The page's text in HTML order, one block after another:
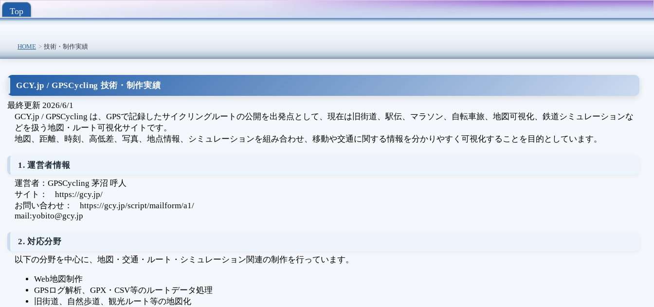
Top
HOME 技術・制作実績
GCY.jp / GPSCycling 技術・制作実績
最終更新 2026/6/1
GCY.jp / GPSCycling は、GPSで記録したサイクリングルートの公開を出発点として、現在は旧街道、駅伝、マラソン、自転車旅、地図可視化、鉄道シミュレーションな
どを扱う地図・ルート可視化サイトです。
地図、距離、時刻、高低差、写真、地点情報、シミュレーションを組み合わせ、移動や交通に関する情報を分かりやすく可視化することを目的としています。
1. 運営者情報
運営者：GPSCycling 茅沼 呼人
サイト：
https://gcy.jp/
お問い合わせ：
https://gcy.jp/script/mailform/a1/
mail:yobito@gcy.jp
2. 対応分野
以下の分野を中心に、地図・交通・ルート・シミュレーション関連の制作を行っています。
Web地図制作
GPSログ解析、GPX・CSV等のルートデータ処理
旧街道、自然歩道、観光ルート等の地図化